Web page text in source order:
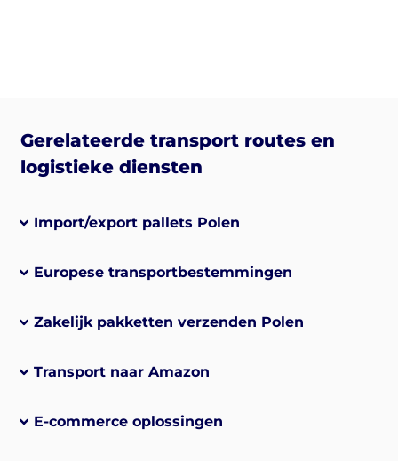
Gerelateerde transport routes en
logistieke diensten
Import/export pallets Polen
Europese transportbestemmingen
Zakelijk pakketten verzenden Polen
Transport naar Amazon
E-commerce oplossingen